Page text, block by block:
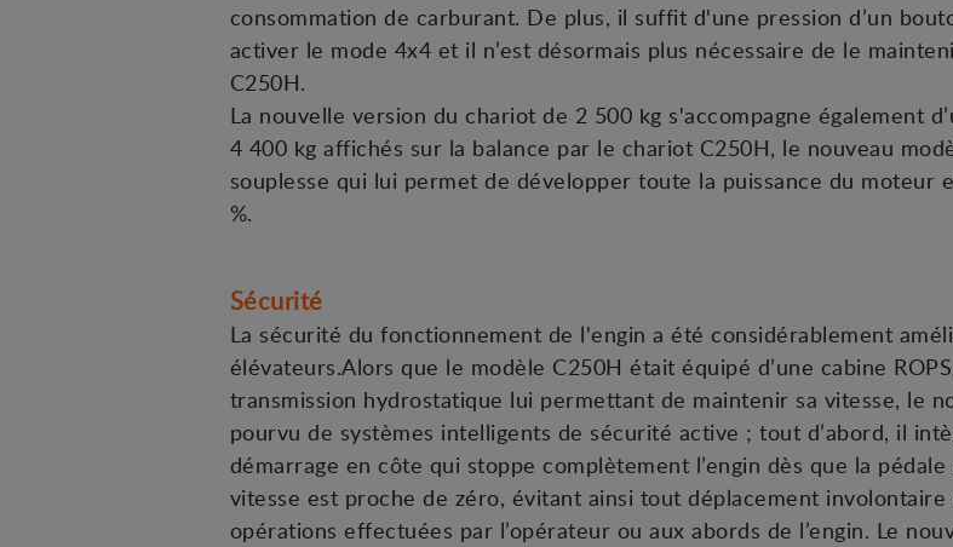
consommation de carburant. De plus, il suffit d'une pression d’un
activer le mode 4x4 et il n’est désormais plus nécessaire de le
C250H.
La nouvelle version du chariot de 2 500 kg s'accompagne également
4 400 kg affichés sur la balance par le chariot C250H, le nouveau
souplesse qui lui permet de développer toute la puissance du moteur
%.
Sécurité
La sécurité du fonctionnement de l'engin a été considérablement
élévateurs.Alors que le modèle C250H était équipé d’une cabine
transmission hydrostatique lui permettant de maintenir sa vitesse, le
pourvu de systèmes intelligents de sécurité active ; tout d’abord, il
démarrage en côte qui stoppe complètement l’engin dès que la
vitesse est proche de zéro, évitant ainsi tout déplacement
opérations effectuées par l’opérateur ou aux abords de l’engin. Le